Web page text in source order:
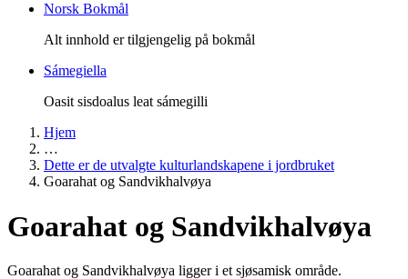
Norsk Bokmål
Alt innhold er tilgjengelig på bokmål
Sámegiella
Oasit sisdoalus leat sámegilli
Hjem
…
Dette er de utvalgte kulturlandskapene i jordbruket
Goarahat og Sandvikhalvøya
Goarahat og Sandvikhalvøya
Goarahat og Sandvikhalvøya ligger i et sjøsamisk område.